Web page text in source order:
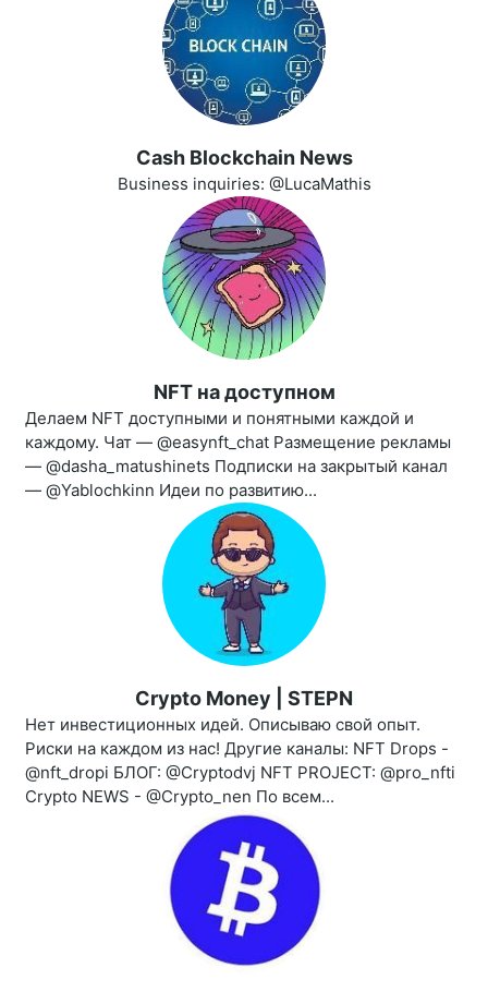
Cash Blockchain News
Business inquiries: @LucaMathis
NFT на доступном
Делаем NFT доступными и понятными каждой и
каждому. Чат — @easynft_chat Размещение рекламы
— @dasha_matushinets Подписки на закрытый канал
— @Yablochkinn Идеи по развитию...
Crypto Money | STEPN
Нет инвестиционных идей. Описываю свой опыт.
Риски на каждом из нас! Другие каналы: NFT Drops -
@nft_dropi БЛОГ: @Cryptodvj NFT PROJECT: @pro_nfti
Crypto NEWS - @Crypto_nen По всем...